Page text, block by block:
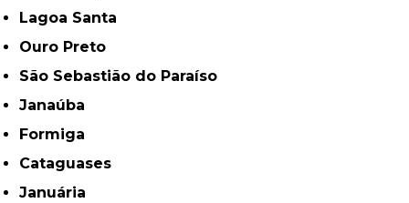
Lagoa Santa
Ouro Preto
São Sebastião do Paraíso
Janaúba
Formiga
Cataguases
Januária